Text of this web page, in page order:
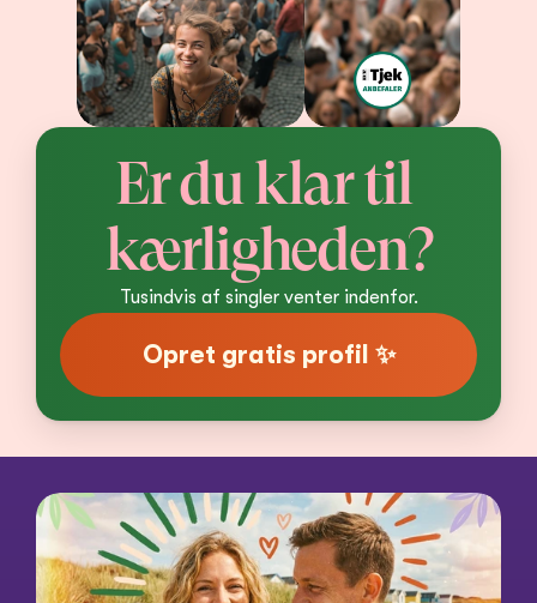
Er du klar til
kærligheden?
Tusindvis af singler venter indenfor.
Opret gratis profil ✨